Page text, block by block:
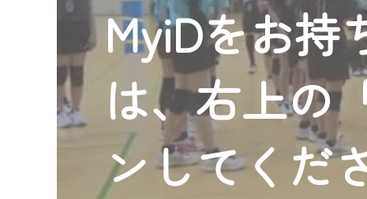
MyiDをお持
は、右上の
ンしてくだ
『CCNet Web TV』を利用いただ
CCNetサービスへの加入と『
何卒、ご理解ご了承の程よろし
※マイページへのログインには、
※MyIDとは、CCNet Web TVを含
IDはお客様が使っているメールア
（GmailやYahooなどのフリーメー
※マイページへのログイン・MyID